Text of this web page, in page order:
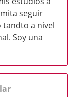
seguir
tandto a nivel
Soy una